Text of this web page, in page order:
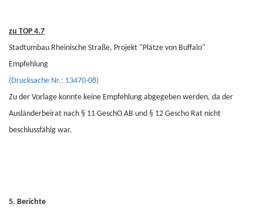
zu TOP 4.7
Stadtumbau Rheinische Straße, Projekt "Plätze von Buffalo"
Empfehlung
(Drucksache Nr.: 13470-08)
Zu der Vorlage konnte keine Empfehlung abgegeben werden, da der
Ausländerbeirat nach § 11 GeschO AB und § 12 Gescho Rat nicht
beschlussfähig war.
5. Berichte